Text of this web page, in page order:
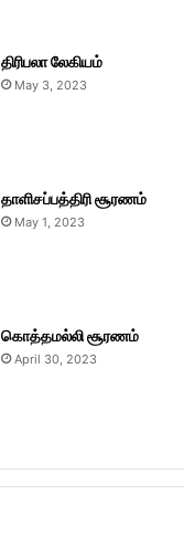
திரிபலா லேகியம்
May 3, 2023
தாளிசப்பத்திரி சூரணம்
May 1, 2023
கொத்தமல்லி சூரணம்
April 30, 2023